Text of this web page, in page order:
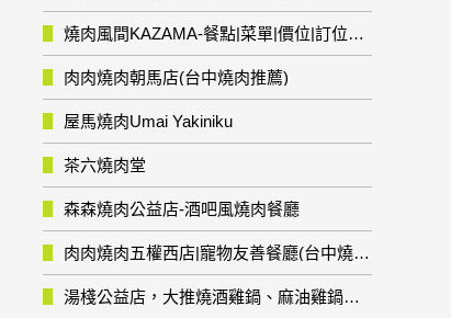
燒肉風間KAZAMA-餐點|菜單|價位|訂位資訊
肉肉燒肉朝馬店(台中燒肉推薦)
屋馬燒肉Umai Yakiniku
茶六燒肉堂
森森燒肉公益店-酒吧風燒肉餐廳
肉肉燒肉五權西店|寵物友善餐廳(台中燒肉推薦)
湯棧公益店，大推燒酒雞鍋、麻油雞鍋暖暖有夠補